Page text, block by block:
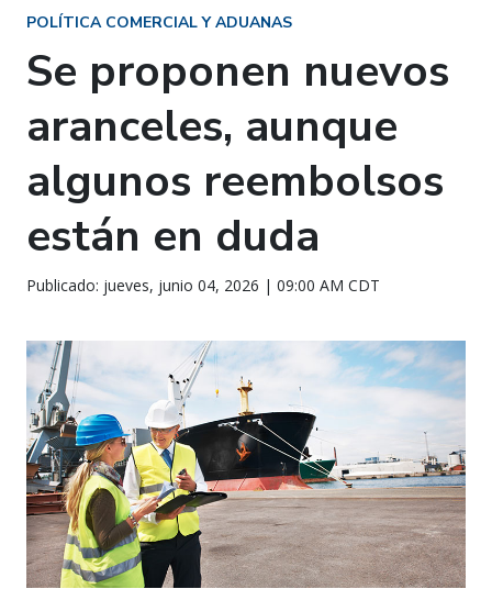
POLÍTICA COMERCIAL Y ADUANAS
Se proponen nuevos
aranceles, aunque
algunos reembolsos
están en duda
Publicado: jueves, junio 04, 2026 | 09:00 AM CDT